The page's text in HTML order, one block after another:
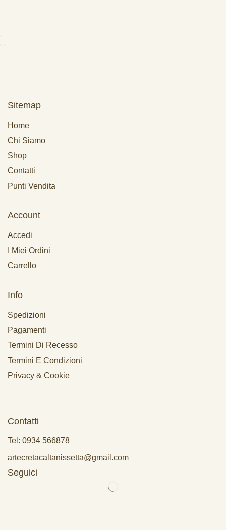
Sitemap
Home
Chi Siamo
Shop
Contatti
Punti Vendita
Account
Accedi
I Miei Ordini
Carrello
Info
Spedizioni
Pagamenti
Termini Di Recesso
Termini E Condizioni
Privacy & Cookie
Contatti
Tel: 0934 566878
artecretacaltanissetta@gmail.com
Seguici